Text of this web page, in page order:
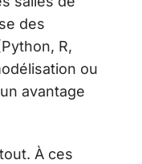
des
R,
ou
avantage
À ces